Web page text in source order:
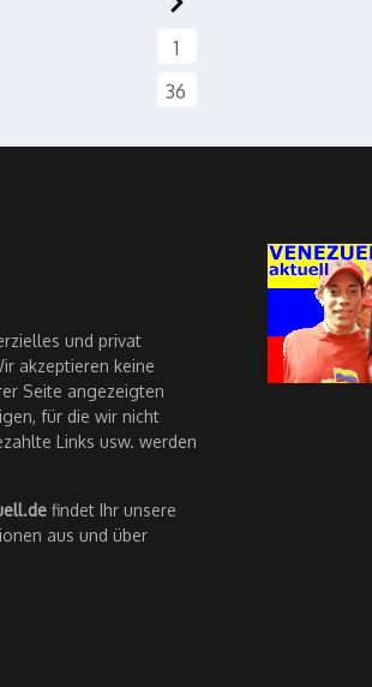
1
36
und privat
akzeptieren keine
Seite angezeigten
für die wir nicht
Links usw. werden
findet Ihr unsere
aus und über